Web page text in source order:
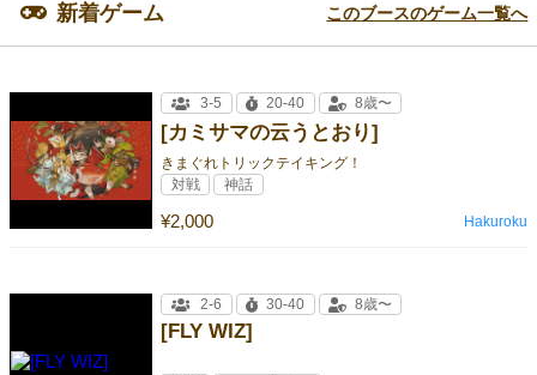
新着ゲーム このブースのゲーム一覧へ
[カミサマの云うとおり]
きまぐれトリックテイキング！
¥2,000
3-5 20-40 8歳〜
対戦 神話
Hakuroku
[FLY WIZ]
2-6 30-40 8歳〜